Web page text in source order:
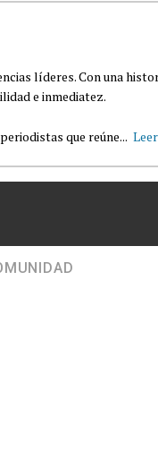
líderes. Con una
e inmediatez.
que reúne...